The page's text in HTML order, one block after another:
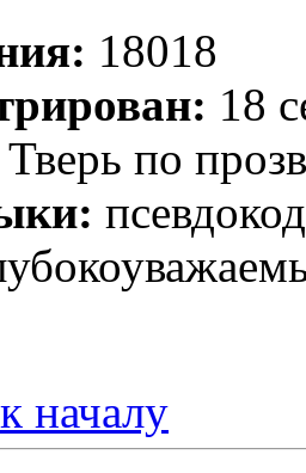
18018
18
Тверь по
началу